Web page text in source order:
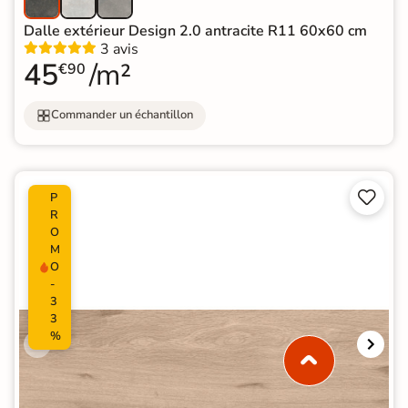
Dalle extérieur Design 2.0 antracite R11 60x60 cm
3 avis
45€90 /m²
Commander un échantillon
P
R
O
M
O
-
3
3
%

